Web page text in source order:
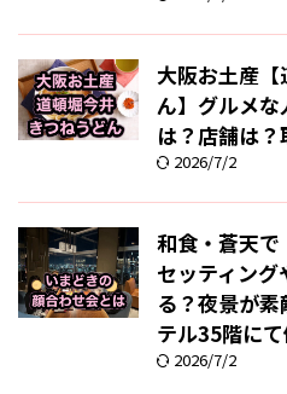
大阪お土産
ん】グルメ
は？店舗は？
2026/7/2
和食・蒼天で
セッティン
る？夜景が
テル35階に
2026/7/2